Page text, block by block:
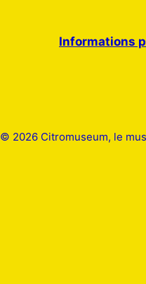
Informations
© 2026 Citromuseum, le